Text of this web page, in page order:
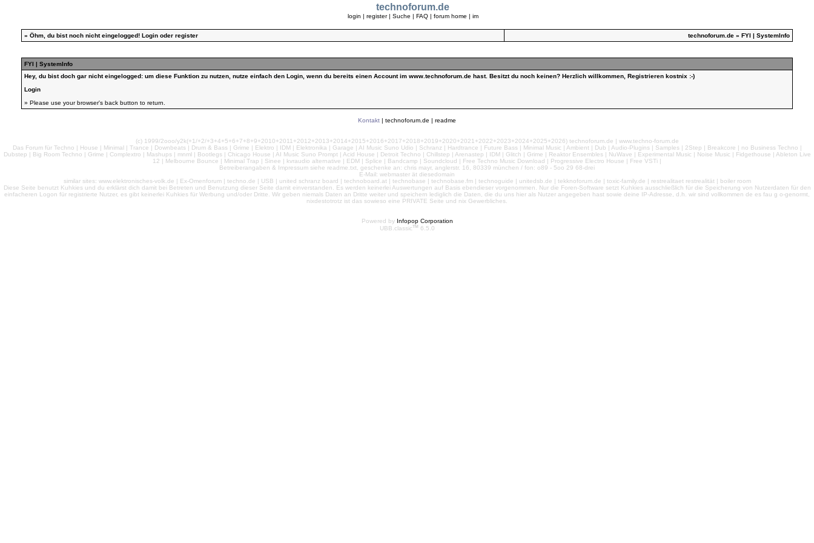
technoforum.de
login | register | Suche | FAQ| forum home | im
» Öhm, du bist noch nicht eingelogged! Login oder register technoforum.de » FYI | SystemInfo
FYI | SystemInfo
Hey, du bist doch gar nicht eingelogged: um diese Funktion zu nutzen, nutze einfach den Login, wenn du bereits einen Account im www.technoforum.de hast. Besitzt du noch keinen? Herzlich willkommen, Registrieren kostnix :-)
Login
» Please use your browser's back button to return.
Kontakt | technoforum.de | readme
(c) 1999/2ooo/y2k(+1/+2/+3+4+5+6+7+8+9+2010+2011+2012+2013+2014+2015+2016+2017+2018+2019+2020+2021+2022+2023+2024+2025+2026) technoforum.de | www.techno-forum.de
Das Forum für Techno | House | Minimal | Trance | Downbeats | Drum & Bass | Grime | Elektro | IDM | Elektronika | Garage | AI Music Suno Udio | Schranz | Hardtrance | Future Bass | Minimal Music | Ambient | Dub | Audio-Plugins | Samples | 2Step | Breakcore | no Business Techno |
Dubstep | Big Room Techno | Grime | Complextro | Mashups | mnml | Bootlegs | Chicago House | AI Music Suno Prompt | Acid House | Detroit Techno | Chillstep | Arenastep | IDM | Glitch | Grime | Reaktor Ensembles | NuWave | Experimental Music | Noise Music | Fidgethouse | Ableton Live
12 | Melbourne Bounce | Minimal Trap | Sinee | kvraudio alternative | EDM | Splice | Bandcamp | Soundcloud | Free Techno Music Download | Progressive Electro House | Free VSTi |
Betreiberangaben & Impressum siehe readme.txt, geschenke an: chris mayr, anglerstr. 16, 80339 münchen / fon: o89 - 5oo 29 68-drei
E-Mail: webmaster ät diesedomain
similar sites: www.elektronisches-volk.de | Ex-Omenforum | techno.de | USB | united schranz board | technoboard.at | technobase | technobase.fm | technoguide | unitedsb.de | tekknoforum.de | toxic-family.de | restrealitaet restrealität | boiler room
Diese Seite benutzt Kuhkies und du erklärst dich damit bei Betreten und Benutzung dieser Seite damit einverstanden. Es werden keinerlei Auswertungen auf Basis ebendieser vorgenommen. Nur die Foren-Software setzt Kuhkies ausschließlich für die Speicherung von Nutzerdaten für den
einfacheren Logon für registrierte Nutzer, es gibt keinerlei Kuhkies für Werbung und/oder Dritte. Wir geben niemals Daten an Dritte weiter und speichern lediglich die Daten, die du uns hier als Nutzer angegeben hast sowie deine IP-Adresse, d.h. wir sind vollkommen de es fau g o-genormt,
nixdestotrotz ist das sowieso eine PRIVATE Seite und nix Gewerbliches.
Powered by Infopop Corporation
UBB.classicTM 6.5.0